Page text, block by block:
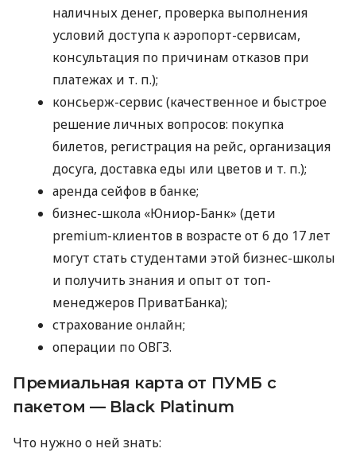
наличных денег, проверка выполнения
условий доступа к аэропорт-сервисам,
консультация по причинам отказов при
платежах и т. п.);
консьерж-сервис (качественное и быстрое
решение личных вопросов: покупка
билетов, регистрация на рейс, организация
досуга, доставка еды или цветов и т. п.);
аренда сейфов в банке;
бизнес-школа «Юниор-Банк» (дети
premium-клиентов в возрасте от 6 до 17 лет
могут стать студентами этой бизнес-школы
и получить знания и опыт от топ-
менеджеров ПриватБанка);
страхование онлайн;
операции по ОВГЗ.
Премиальная карта от ПУМБ с
пакетом — Black Platinum
Что нужно о ней знать: